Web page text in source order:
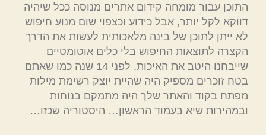
התוכן עבור מומחה קידום אתרים מנוסה ככל שיהיה
דווקא לקל יותר, אבל כידוע וכצפוי שום מנוע חיפוש
לא ייתן לתוכן של בינה מלאכותית לעשות את הדרך
הקצרה לתוצאות החיפוש בלי כלים אוטומטיים
שייבחנו היטב את האיכות, לפני 14 שנה כמו שאתם
בטח זוכרים מספיק היה שהיית יוצק רשימת מילות
מפתח בקוד והאתר שלך היה מתמקם בנוחות
ובמהירות שיא בעמוד הראשון… היסטוריה שכזו…